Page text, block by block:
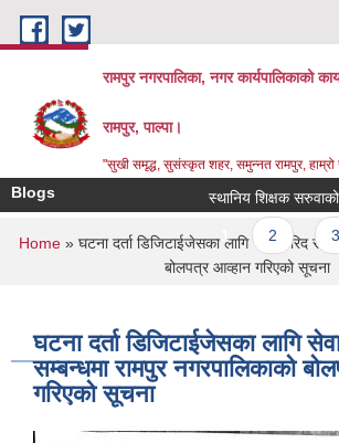
Skip to main content
रामपुर नगरपालिका, नगर कार्यपालिकाको
रामपुर, पाल्पा।
"सुखी समृद्ध, सुसंस्कृत शहर, समुन्नत रामपुर, हाम्रो
Blogs स्थानिय शिक्षक सरुवाको
Pages
1 2 3
You are here
Home » घटना दर्ता डिजिटाईजेसका लागि सेवा खरिद
बोलपत्र आव्हान गरिएको सूचना
घटना दर्ता डिजिटाईजेसका लागि
सम्बन्धमा रामपुर नगरपालिकाको
गरिएको सूचना